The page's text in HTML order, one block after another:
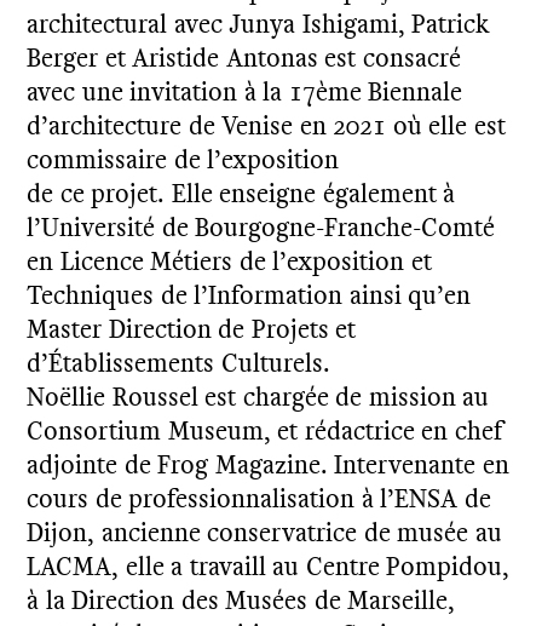
architectural avec Junya Ishigami, Patrick
Berger et Aristide Antonas est consacré
avec une invitation à la 17ème Biennale
d’architecture de Venise en 2021 où elle est
commissaire de l’exposition
de ce projet. Elle enseigne également à
l’Université de Bourgogne-Franche-Comté
en Licence Métiers de l’exposition et
Techniques de l’Information ainsi qu’en
Master Direction de Projets et
d’Établissements Culturels.
Noëllie Roussel est chargée de mission au
Consortium Museum, et rédactrice en chef
adjointe de Frog Magazine. Intervenante en
cours de professionnalisation à l’ENSA de
Dijon, ancienne conservatrice de musée au
LACMA, elle a travaill au Centre Pompidou,
à la Direction des Musées de Marseille,